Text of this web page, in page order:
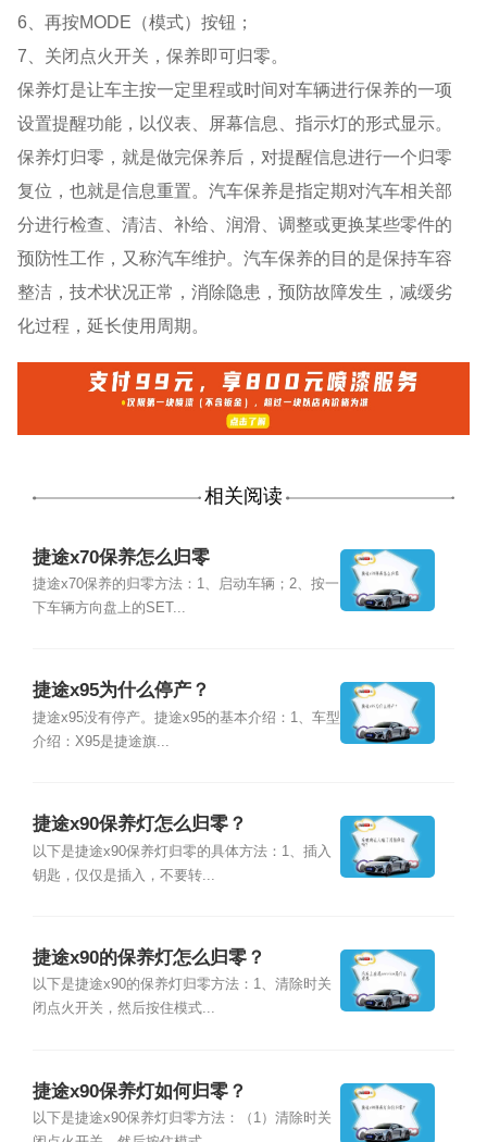
6、再按MODE（模式）按钮；
7、关闭点火开关，保养即可归零。
保养灯是让车主按一定里程或时间对车辆进行保养的一项
设置提醒功能，以仪表、屏幕信息、指示灯的形式显示。
保养灯归零，就是做完保养后，对提醒信息进行一个归零
复位，也就是信息重置。汽车保养是指定期对汽车相关部
分进行检查、清洁、补给、润滑、调整或更换某些零件的
预防性工作，又称汽车维护。汽车保养的目的是保持车容
整洁，技术状况正常，消除隐患，预防故障发生，减缓劣
化过程，延长使用周期。
相关阅读
捷途x70保养怎么归零
捷途x70保养的归零方法：1、启动车辆；2、按一
下车辆方向盘上的SET...
捷途x95为什么停产？
捷途x95没有停产。捷途x95的基本介绍：1、车型
介绍：X95是捷途旗...
捷途x90保养灯怎么归零？
以下是捷途x90保养灯归零的具体方法：1、插入
钥匙，仅仅是插入，不要转...
捷途x90的保养灯怎么归零？
以下是捷途x90的保养灯归零方法：1、清除时关
闭点火开关，然后按住模式...
捷途x90保养灯如何归零？
以下是捷途x90保养灯归零方法：（1）清除时关